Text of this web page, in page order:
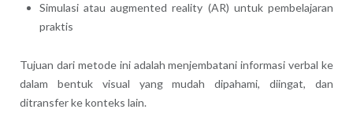
Simulasi atau augmented reality (AR) untuk pembelajaran
praktis
Tujuan dari metode ini adalah menjembatani informasi verbal ke
dalam bentuk visual yang mudah dipahami, diingat, dan
ditransfer ke konteks lain.